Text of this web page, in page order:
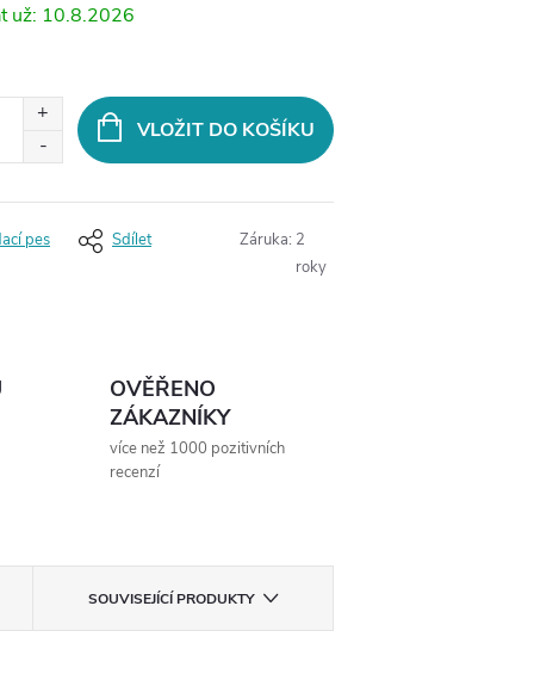
10.8.2026
VLOŽIT DO KOŠÍKU
pes Sdílet Záruka: 2
roky
OVĚŘENO
ZÁKAZNÍKY
více než 1000 pozitivních
recenzí
SOUVISEJÍCÍ PRODUKTY